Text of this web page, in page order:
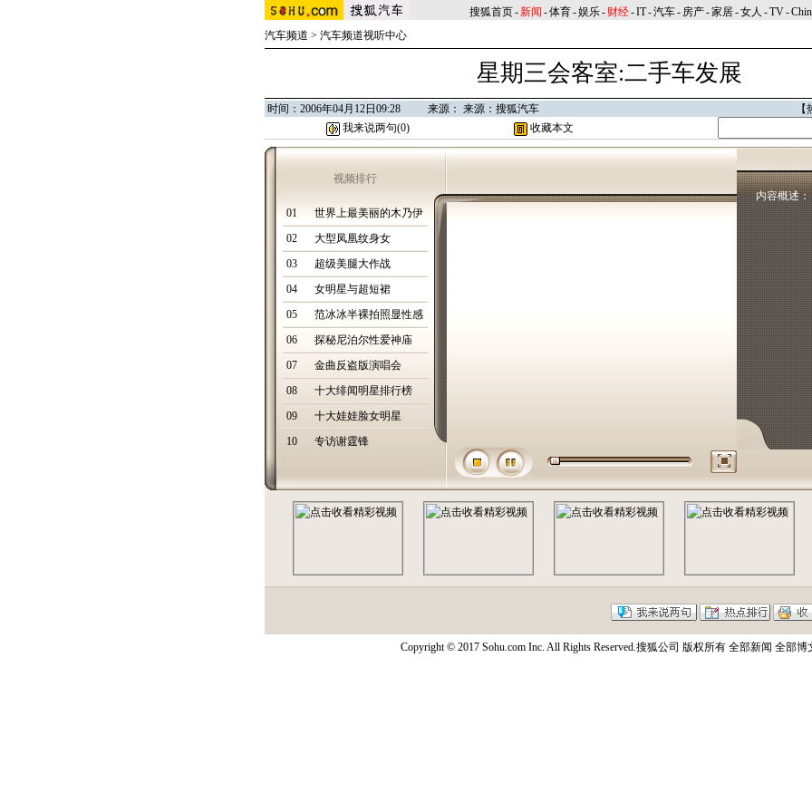
搜狐首页-新闻 -体育-娱乐- 财经-IT-汽车- 房产-家居-女人 -TV-
汽车频道 > 汽车频道视听中心
星期三会客室:二手车发展
时间：2006年04月12日09:28 来源： 来源：搜狐汽车 【
我来说两句(0) 收藏本文
视频排行
01
世界上最美丽的木乃伊
02
大型凤凰纹身女
03
超级美腿大作战
04
女明星与超短裙
05
范冰冰半裸拍照显性感
06
探秘尼泊尔性爱神庙
07
金曲反盗版演唱会
08
十大绯闻明星排行榜
09
十大娃娃脸女明星
10
专访谢霆锋
内容概述：
Copyright © 2017 Sohu.com Inc. All Rights Reserved.搜狐公司 版权所有 全部新闻 全部博